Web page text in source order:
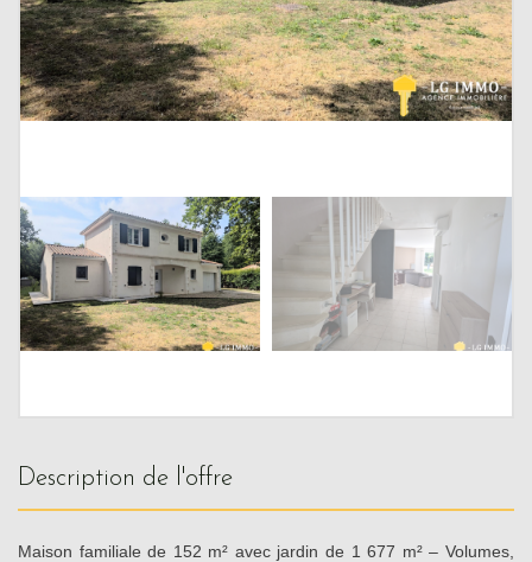
description de l'offre
Maison familiale de 152 m² avec jardin de 1 677 m² – Volumes,